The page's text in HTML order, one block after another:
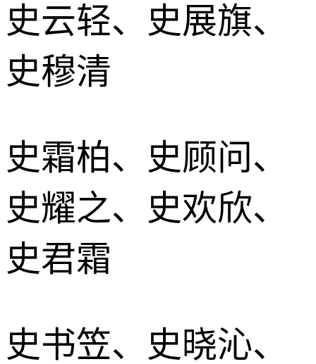
史云轻、史展旗、
史穆清
史霜柏、史顾问、
史耀之、史欢欣、
史君霜
史书笠、史晓沁、